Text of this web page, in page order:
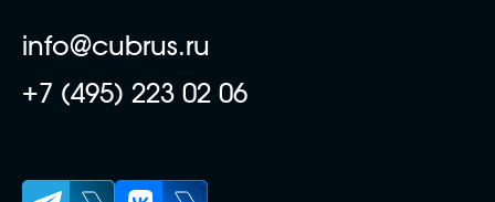
info@cubrus.ru
+7 (495) 223 02 06